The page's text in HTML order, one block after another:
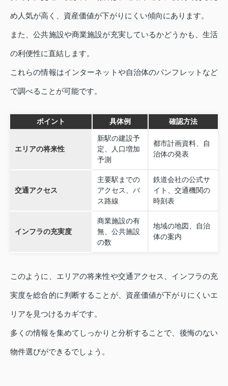
め人気が高く、資産価値が下がりにくい傾向にあります。
また、公共施設や商業施設が充実しているかどうかも、生活
の利便性に直結します。
これらの情報はインターネットや自治体のパンフレットなど
で調べることが可能です。
ポイント 具体例 確認方法
エリアの将来性
新駅の建設予
定、人口増加
予測
都市計画資料、自
治体の発表
交通アクセス
主要駅までの
アクセス、バ
ス路線
鉄道会社の公式サ
イト、交通機関の
時刻表
インフラの充実度
商業施設の有
無、公共施設
の数
地域の地図、自治
体の案内
このように、エリアの将来性や交通アクセス、インフラの充
実度を総合的に判断することが、資産価値が下がりにくいエ
リアを見つけるカギです。
多くの情報を集めてしっかりと分析することで、後悔のない
物件選びができるでしょう。